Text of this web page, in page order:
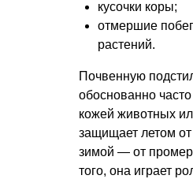
кусочки коры;
отмершие
растений.
Почвенную
обоснованно
кожей животных
защищает летом
зимой — от
того, она играет